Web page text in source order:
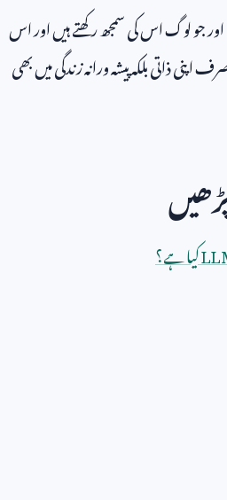
جو لوگ اس کی سمجھ رکھتے ہیں اور اس
اپنی ذاتی بلکہ پیشہ ورانہ زندگی میں بھی
کیا ہے؟